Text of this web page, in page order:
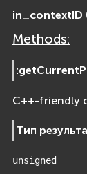
in_contextID
Methods:
:
C++-friendly
Тип
unsigned